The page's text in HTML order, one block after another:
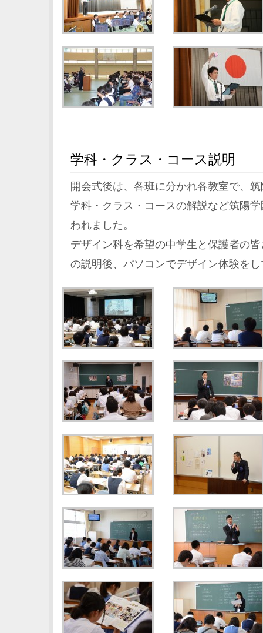
学科・クラス・コース説明
開会式後は、各班に分かれ各教室で、
学科・クラス・コースの解説など筑陽
われました。
デザイン科を希望の中学生と保護者の
の説明後、パソコンでデザイン体験を